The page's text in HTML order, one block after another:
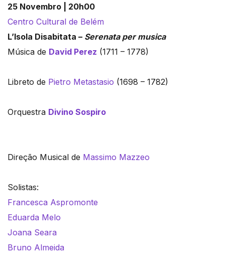
25 Novembro | 20h00
Centro Cultural de Belém
L’Isola Disabitata – Serenata per musica
Música de David Perez (1711 – 1778)
Libreto de Pietro Metastasio (1698 – 1782)
Orquestra Divino Sospiro
Direção Musical de Massimo Mazzeo
Solistas:
Francesca Aspromonte
Eduarda Melo
Joana Seara
Bruno Almeida